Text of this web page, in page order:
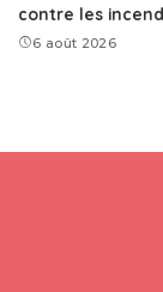
contre les
6 août 2026